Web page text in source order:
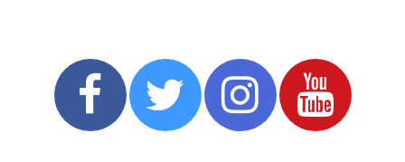
CHORZOWSKIE
CENTRUM
KULTURY